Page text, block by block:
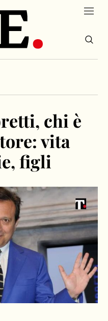
chi è
vita
figli